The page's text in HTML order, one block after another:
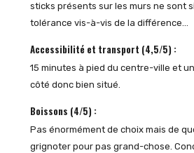
sticks présents sur les murs ne sont
tolérance vis-à-vis de la différence…
Accessibilité et transport (4,5/5) :
15 minutes à pied du centre-ville et
côté donc bien situé.
Boissons (4/5) :
Pas énormément de choix mais de
grignoter pour pas grand-chose.